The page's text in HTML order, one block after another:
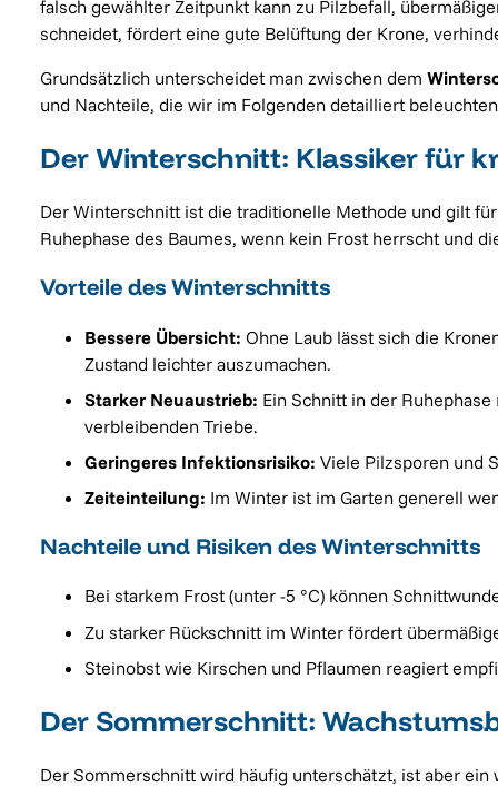
falsch gewählter Zeitpunkt kann zu Pilzbefall,
schneidet, fördert eine gute Belüftung der Krone,
Grundsätzlich unterscheidet man zwischen dem
und Nachteile, die wir im Folgenden detailliert
Der Winterschnitt: Klassiker für
Der Winterschnitt ist die traditionelle Methode und gilt
Ruhephase des Baumes, wenn kein Frost herrscht und
Vorteile des Winterschnitts
Bessere Übersicht: Ohne Laub lässt sich die
Zustand leichter auszumachen.
Starker Neuaustrieb: Ein Schnitt in der
verbleibenden Triebe.
Geringeres Infektionsrisiko: Viele Pilzsporen und
Zeiteinteilung: Im Winter ist im Garten generell
Nachteile und Risiken des Winterschnitts
Bei starkem Frost (unter -5 °C) können
Zu starker Rückschnitt im Winter fördert
Steinobst wie Kirschen und Pflaumen reagiert
Der Sommerschnitt:
Der Sommerschnitt wird häufig unterschätzt, ist aber